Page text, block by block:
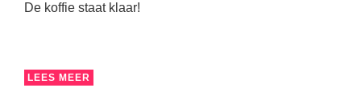
De koffie staat klaar!
LEES MEER